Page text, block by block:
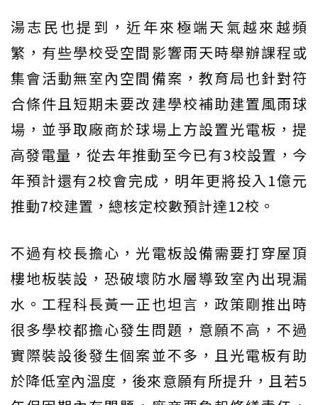
湯志民也提到，近年來極端天氣越來越頻
繁，有些學校受空間影響雨天時舉辦課程或
集會活動無室內空間備案，教育局也針對符
合條件且短期未要改建學校補助建置風雨球
場，並爭取廠商於球場上方設置光電板，提
高發電量，從去年推動至今已有3校設置，今
年預計還有2校會完成，明年更將投入1億元
推動7校建置，總核定校數預計達12校。
不過有校長擔心，光電板設備需要打穿屋頂
樓地板裝設，恐破壞防水層導致室內出現漏
水。工程科長黃一正也坦言，政策剛推出時
很多學校都擔心發生問題，意願不高，不過
實際裝設後發生個案並不多，且光電板有助
於降低室內溫度，後來意願有所提升，且若5